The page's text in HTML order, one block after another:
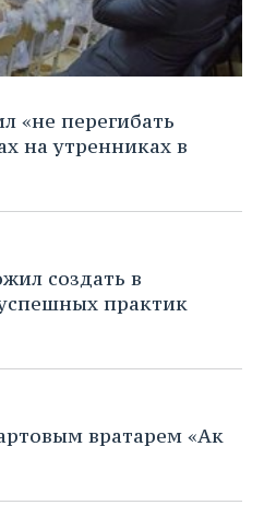
«не перегибать
на утренниках в
создать в
практик
вратарем «Ак